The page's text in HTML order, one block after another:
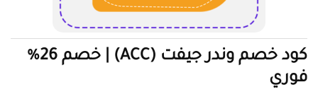
كود خصم وندر جيفت (ACC) | خصم 26%
فوري